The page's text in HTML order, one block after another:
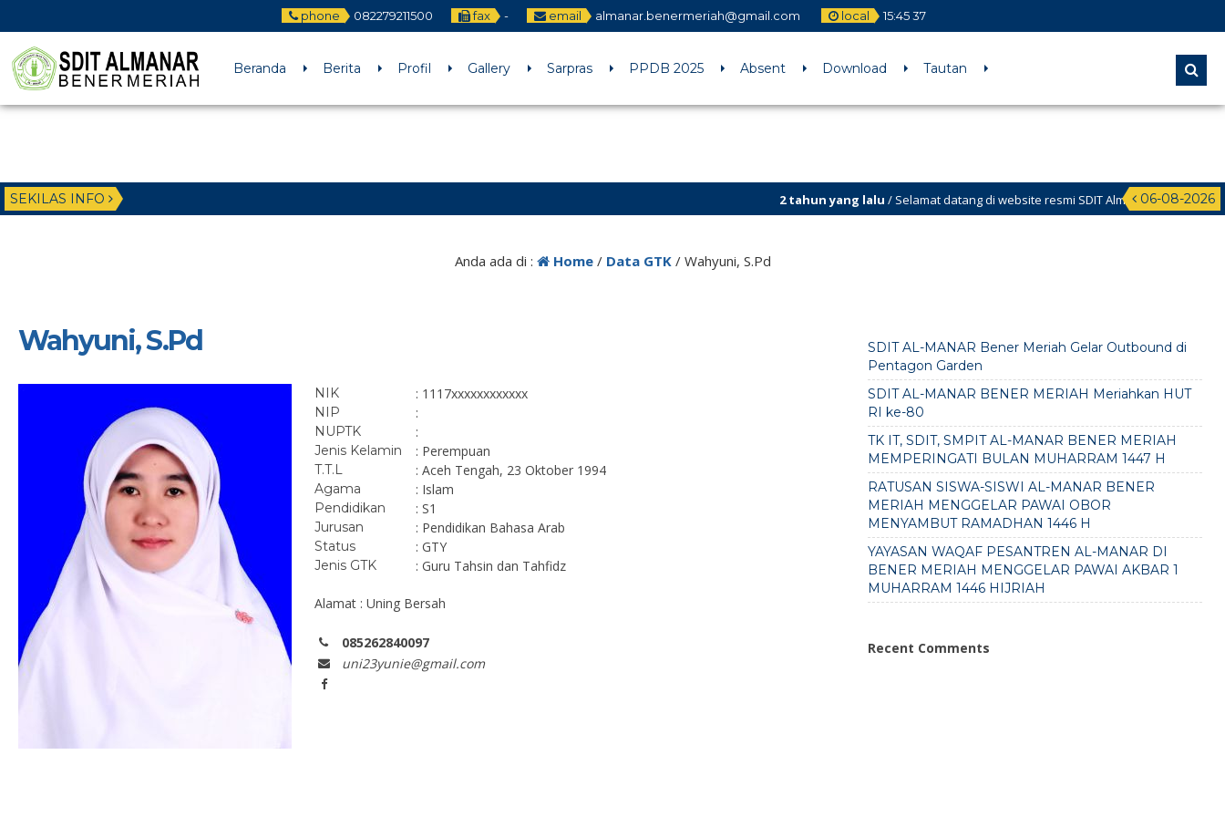
phone 082279211500 fax - email almanar.benermeriah@gmail.com local 15:45 37
Beranda Berita Profil Gallery Sarpras PPDB 2025 Absent Download Tautan
SEKILAS INFO 06-08-2026
2 tahun yang lalu / Selamat datang di website resmi SDIT Almanar Kabupaten
Anda ada di : Home/ Data GTK/ Wahyuni, S.Pd
Wahyuni, S.Pd
NIK : 1117xxxxxxxxxxxx
NIP :
NUPTK :
Jenis Kelamin : Perempuan
T.T.L : Aceh Tengah, 23 Oktober 1994
Agama : Islam
Pendidikan : S1
Jurusan : Pendidikan Bahasa Arab
Status : GTY
Jenis GTK : Guru Tahsin dan Tahfidz
Alamat : Uning Bersah
085262840097
uni23yunie@gmail.com
SDIT AL-MANAR Bener Meriah Gelar Outbound di
Pentagon Garden
SDIT AL-MANAR BENER MERIAH Meriahkan HUT
RI ke-80
TK IT, SDIT, SMPIT AL-MANAR BENER MERIAH
MEMPERINGATI BULAN MUHARRAM 1447 H
RATUSAN SISWA-SISWI AL-MANAR BENER
MERIAH MENGGELAR PAWAI OBOR
MENYAMBUT RAMADHAN 1446 H
YAYASAN WAQAF PESANTREN AL-MANAR DI
BENER MERIAH MENGGELAR PAWAI AKBAR 1
MUHARRAM 1446 HIJRIAH
Recent Comments